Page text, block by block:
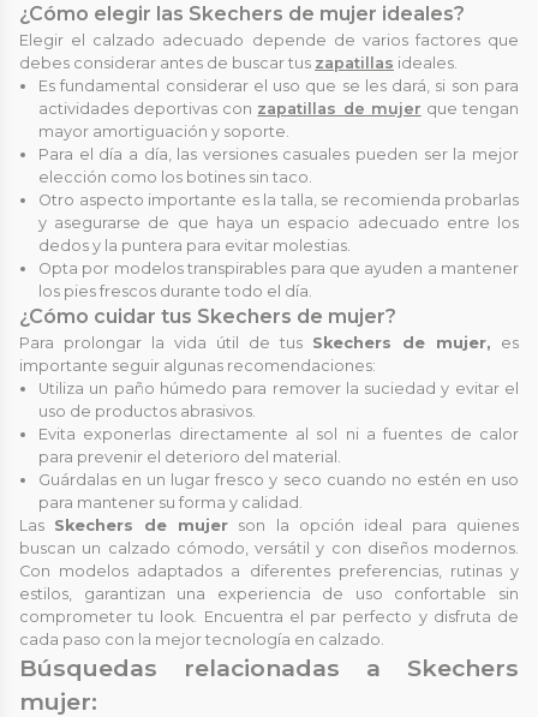
¿Cómo elegir las Skechers de mujer ideales?
Elegir el calzado adecuado depende de varios factores que
debes considerar antes de buscar tus zapatillas ideales.
Es fundamental considerar el uso que se les dará, si son para
actividades deportivas con zapatillas de mujer que tengan
mayor amortiguación y soporte.
Para el día a día, las versiones casuales pueden ser la mejor
elección como los botines sin taco.
Otro aspecto importante es la talla, se recomienda probarlas
y asegurarse de que haya un espacio adecuado entre los
dedos y la puntera para evitar molestias.
Opta por modelos transpirables para que ayuden a mantener
los pies frescos durante todo el día.
¿Cómo cuidar tus Skechers de mujer?
Para prolongar la vida útil de tus Skechers de mujer, es
importante seguir algunas recomendaciones:
Utiliza un paño húmedo para remover la suciedad y evitar el
uso de productos abrasivos.
Evita exponerlas directamente al sol ni a fuentes de calor
para prevenir el deterioro del material.
Guárdalas en un lugar fresco y seco cuando no estén en uso
para mantener su forma y calidad.
Las Skechers de mujer son la opción ideal para quienes
buscan un calzado cómodo, versátil y con diseños modernos.
Con modelos adaptados a diferentes preferencias, rutinas y
estilos, garantizan una experiencia de uso confortable sin
comprometer tu look. Encuentra el par perfecto y disfruta de
cada paso con la mejor tecnología en calzado.
Búsquedas relacionadas a Skechers
mujer: